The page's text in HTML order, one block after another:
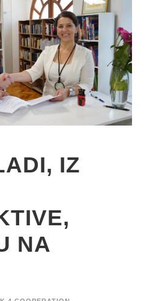
IZ
NA